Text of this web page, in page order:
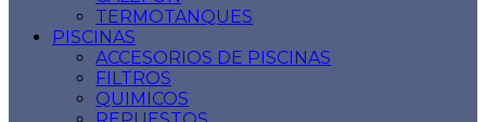
TERMOTANQUES
PISCINAS
ACCESORIOS DE PISCINAS
FILTROS
QUIMICOS